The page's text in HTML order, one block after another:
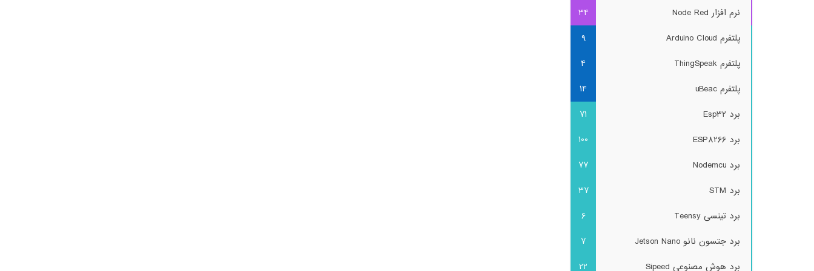
نرم افزار Node Red
34
پلتفرم Arduino Cloud
9
پلتفرم ThingSpeak
4
پلتفرم uBeac
14
برد Esp32
71
برد ESP8266
100
برد Nodemcu
77
برد STM
37
برد تینسی Teensy
6
برد جتسون نانو Jetson Nano
7
برد هوش مصنوعی Sipeed
22